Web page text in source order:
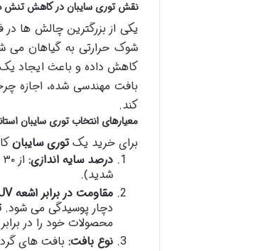
نقش توری سایبان در کاهش تنش
یکی از بزرگترین چالش ها
شوک حرارتی به گیاهان می
کاهش داده و باعث ایجاد
بافت مهندسی شده، اجازه
کند.
معیارهای انتخاب توری سایبان
برای خرید یکتوری سایبان
درصد سایه اندازی:
شدید).
مقاومت در برابر اشعه UV:
دچار پوسیدگی می شود.
محصولات خود را در
نوع بافت: بافت های